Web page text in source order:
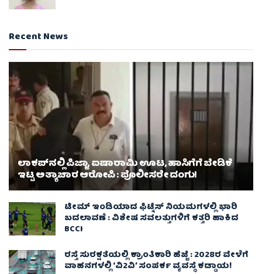
Recent News
ಲಾಕಪ್‌ನಲ್ಲಿ ಪಿಜ್ಜಾ, ಐಷಾರಾಮಿ ಊಟ, ಹಾಸಿಗೆಗೆ ಬೇಡಿಕೆ
ಇಟ್ಟ ಅತ್ಯಾಚಾರ ಆರೋಪಿ : ಪೊಲೀಸರೇ ದಂಗು!
ಟೀಮ್ ಇಂಡಿಯಾದ ಫಿಟ್ನೆಸ್ ನಿಯಮಗಳಲ್ಲಿ ಭಾರಿ
ಬದಲಾವಣೆ : ವಿಶೇಷ ಸವಲತ್ತುಗಳಿಗೆ ಕತ್ತರಿ ಹಾಕಿದ
BCCI
ರಸ್ತೆ ಸುರಕ್ಷತೆಯಲ್ಲಿ ಕ್ರಾಂತಿಕಾರಿ ಹೆಜ್ಜೆ : 2028ರ ವೇಳೆಗೆ
ವಾಹನಗಳಲ್ಲಿ ‘ವಿ2ವಿ’ ಸಂಪರ್ಕ ವ್ಯವಸ್ಥೆ ಕಡ್ಡಾಯ!